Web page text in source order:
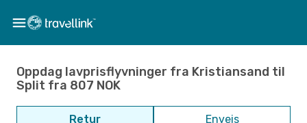
Oppdag lavprisflyvninger fra Kristiansand til
Split fra 807 NOK
Retur Enveis